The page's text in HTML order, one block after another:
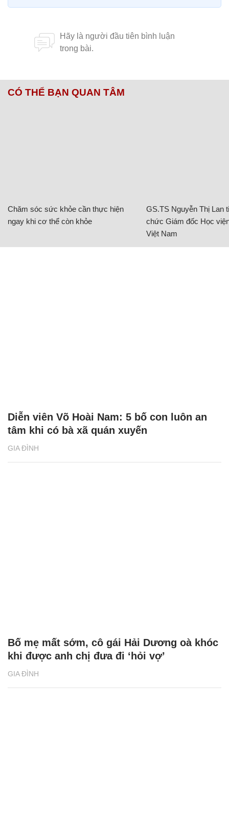
CÓ THỂ BẠN QUAN TÂM
Chăm sóc sức khỏe cần thực hiện
ngay khi cơ thể còn khỏe
GS.TS Nguyễn Thị Lan
chức Giám đốc Học
Việt Nam
GIA ĐÌNH
Diễn viên Võ Hoài Nam: 5 bố con luôn an
tâm khi có bà xã quán xuyến
GIA ĐÌNH
Bố mẹ mất sớm, cô gái Hải Dương oà khóc
khi được anh chị đưa đi ‘hỏi vợ’